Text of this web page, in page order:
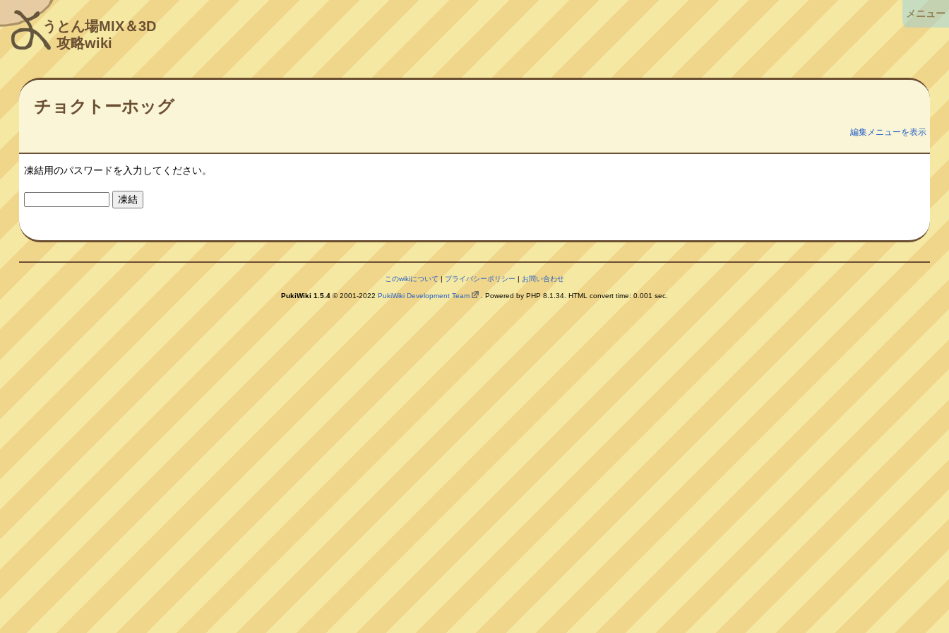
うとん場MIX＆3D
攻略wiki
チョクトーホッグ
編集メニューを表示
凍結用のパスワードを入力してください。
このwikiについて| プライバシーポリシー | お問い合わせ
PukiWiki 1.5.4© 2001-2022 PukiWiki Development Team . Powered by PHP 8.1.34. HTML convert time: 0.001 sec.
メニュー